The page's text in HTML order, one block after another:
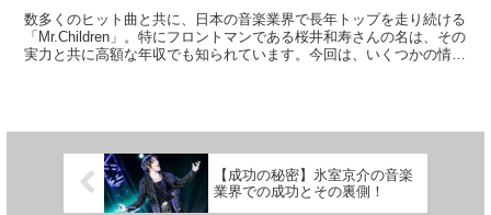
数多くのヒット曲と共に、日本の音楽業界で長年トップを走り続ける
「Mr.Children」。特にフロントマンである桜井和寿さんの名は、その
実力と共に高額な年収でも知られています。今回は、いくつかの情報
【成功の秘密】氷室京介の音楽
業界での成功とその裏側！